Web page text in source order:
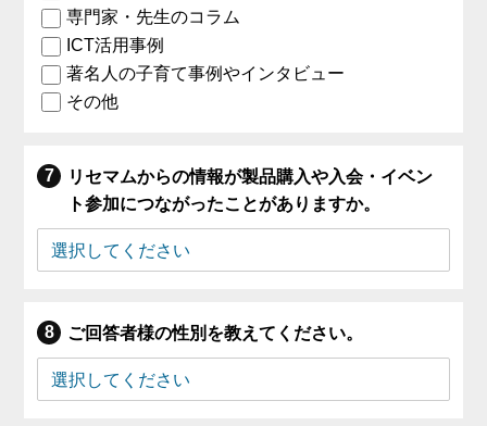
専門家・先生のコラム
ICT活用事例
著名人の子育て事例やインタビュー
その他
リセマムからの情報が製品購入や入会・イベン
ト参加につながったことがありますか。
ご回答者様の性別を教えてください。